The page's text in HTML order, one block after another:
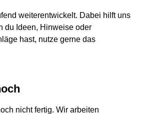
weiterentwickelt. Dabei hilft uns
du Ideen, Hinweise oder
hast, nutze gerne das
nicht fertig. Wir arbeiten